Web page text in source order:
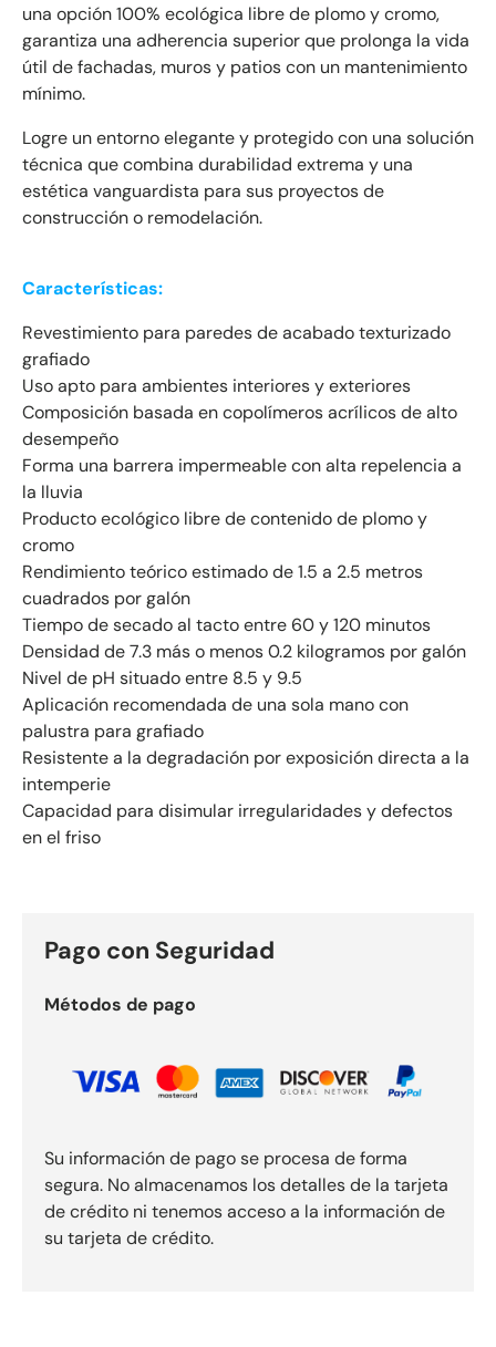
una opción 100% ecológica libre de plomo y cromo,
garantiza una adherencia superior que prolonga la vida
útil de fachadas, muros y patios con un mantenimiento
mínimo.
Logre un entorno elegante y protegido con una solución
técnica que combina durabilidad extrema y una
estética vanguardista para sus proyectos de
construcción o remodelación.
Características:
Revestimiento para paredes de acabado texturizado
grafiado
Uso apto para ambientes interiores y exteriores
Composición basada en copolímeros acrílicos de alto
desempeño
Forma una barrera impermeable con alta repelencia a
la lluvia
Producto ecológico libre de contenido de plomo y
cromo
Rendimiento teórico estimado de 1.5 a 2.5 metros
cuadrados por galón
Tiempo de secado al tacto entre 60 y 120 minutos
Densidad de 7.3 más o menos 0.2 kilogramos por galón
Nivel de pH situado entre 8.5 y 9.5
Aplicación recomendada de una sola mano con
palustra para grafiado
Resistente a la degradación por exposición directa a la
intemperie
Capacidad para disimular irregularidades y defectos
en el friso
Pago con Seguridad
Métodos de pago
Su información de pago se procesa de forma
segura. No almacenamos los detalles de la tarjeta
de crédito ni tenemos acceso a la información de
su tarjeta de crédito.